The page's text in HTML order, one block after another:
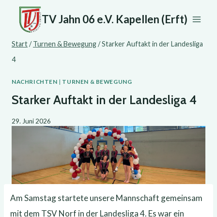
Inhalt
TV Jahn 06 e.V. Kapellen (Erft)
Start/ Turnen & Bewegung/Starker Auftakt in der Landesliga
4
NACHRICHTEN | TURNEN & BEWEGUNG
Starker Auftakt in der Landesliga 4
29. Juni 2026
Am Samstag startete unsere Mannschaft gemeinsam
mit dem TSV Norf in der Landesliga 4. Es war ein